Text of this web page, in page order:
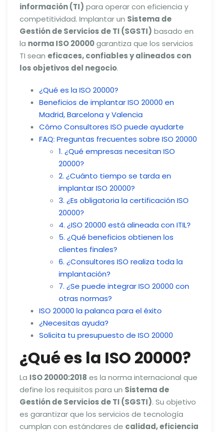
información (TI) para operar con eficiencia y
competitividad. Implantar un Sistema de
Gestión de Servicios de TI (SGSTI) basado en
la norma ISO 20000garantiza que los servicios
TI sean eficaces, confiables y alineados con
los objetivos del negocio.
¿Qué es la ISO 20000?
Beneficios de implantar ISO 20000 en
Madrid, Barcelona y Valencia
Cómo Consultores ISO puede ayudarte
FAQ: Preguntas frecuentes sobre ISO 20000
1. ¿Qué empresas necesitan ISO
20000?
2. ¿Cuánto tiempo se tarda en
implantar ISO 20000?
3. ¿Es obligatoria la certificación ISO
20000?
4. ¿ISO 20000 está alineada con ITIL?
5. ¿Qué beneficios obtienen los
clientes finales?
6. ¿Consultores ISO realiza toda la
implantación?
7. ¿Se puede integrar ISO 20000 con
otras normas?
ISO 20000 la palanca para el éxito
¿Necesitas ayuda?
Solicita tu presupuesto de ISO 20000
¿Qué es la ISO 20000?
La ISO 20000:2018 es la norma internacional que
define los requisitos para un Sistema de
Gestión de Servicios de TI (SGSTI). Su objetivo
es garantizar que los servicios de tecnología
cumplan con estándares de calidad, eficiencia